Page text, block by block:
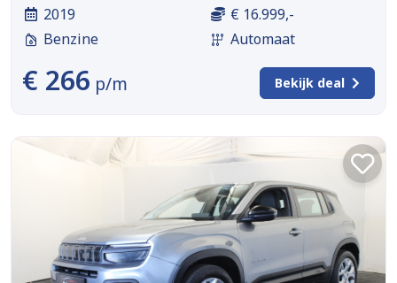
2019
Benzine
€ 16.999,-
Automaat
€ 266 p/m Bekijk deal